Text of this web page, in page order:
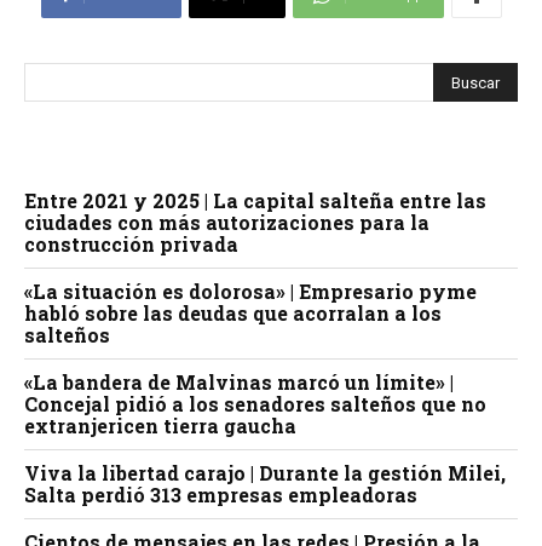
Entre 2021 y 2025 | La capital salteña entre las
ciudades con más autorizaciones para la
construcción privada
«La situación es dolorosa» | Empresario pyme
habló sobre las deudas que acorralan a los
salteños
«La bandera de Malvinas marcó un límite» |
Concejal pidió a los senadores salteños que no
extranjericen tierra gaucha
Viva la libertad carajo | Durante la gestión Milei,
Salta perdió 313 empresas empleadoras